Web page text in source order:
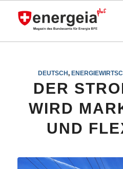
DEUTSCH,
DER
WIRD
UND